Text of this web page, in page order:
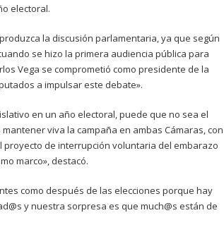
electoral.
la discusión parlamentaria, ya que según
se hizo la primera audiencia pública para
Vega se comprometió como presidente de la
a impulsar este debate».
en un año electoral, puede que no sea el
viva la campaña en ambas Cámaras, con
de interrupción voluntaria del embarazo
marco», destacó.
como después de las elecciones porque hay
y nuestra sorpresa es que much@s están de